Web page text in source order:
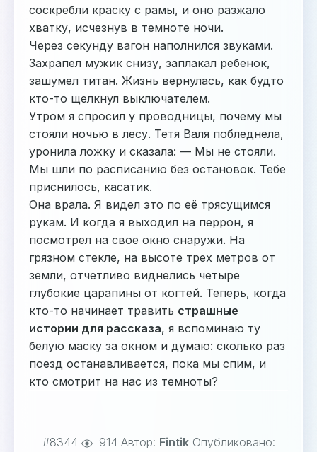
соскребли краску с рамы, и оно разжало
хватку, исчезнув в темноте ночи.
Через секунду вагон наполнился звуками.
Захрапел мужик снизу, заплакал ребенок,
зашумел титан. Жизнь вернулась, как будто
кто-то щелкнул выключателем.
Утром я спросил у проводницы, почему мы
стояли ночью в лесу. Тетя Валя побледнела,
уронила ложку и сказала: — Мы не стояли.
Мы шли по расписанию без остановок. Тебе
приснилось, касатик.
Она врала. Я видел это по её трясущимся
рукам. И когда я выходил на перрон, я
посмотрел на свое окно снаружи. На
грязном стекле, на высоте трех метров от
земли, отчетливо виднелись четыре
глубокие царапины от когтей. Теперь, когда
кто-то начинает травить страшные
истории для рассказа, я вспоминаю ту
белую маску за окном и думаю: сколько раз
поезд останавливается, пока мы спим, и
кто смотрит на нас из темноты?
#8344 914 Автор: Fintik Опубликовано: